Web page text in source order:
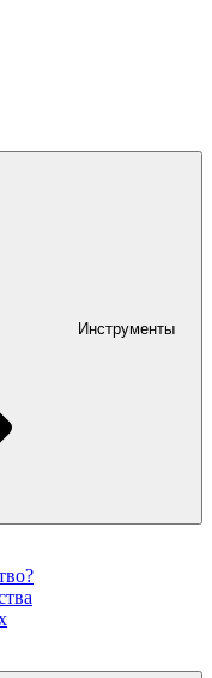
Инструменты